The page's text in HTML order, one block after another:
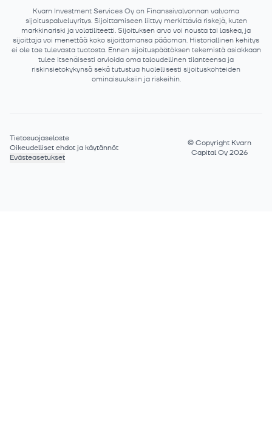
Kvarn Investment Services Oy on Finanssivalvonnan valvoma
sijoituspalveluyritys. Sijoittamiseen liittyy merkittäviä riskejä, kuten
markkinariski ja volatiliteetti. Sijoituksen arvo voi nousta tai laskea, ja
sijoittaja voi menettää koko sijoittamansa pääoman. Historiallinen kehitys
ei ole tae tulevasta tuotosta. Ennen sijoituspäätöksen tekemistä asiakkaan
tulee itsenäisesti arvioida oma taloudellinen tilanteensa ja
riskinsietokykynsä sekä tutustua huolellisesti sijoituskohteiden
ominaisuuksiin ja riskeihin.
Tietosuojaseloste
Oikeudelliset ehdot ja käytännöt
Evästeasetukset
©Copyright Kvarn
Capital Oy 2026